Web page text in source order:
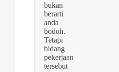
bukan
berarti
anda
bodoh.
Tetapi
bidang
pekerjaan
tersebut